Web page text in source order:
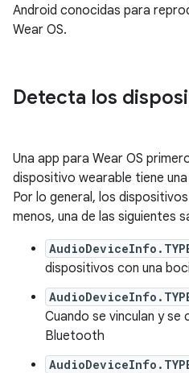
Android conocidas para
Wear OS.
Detecta los
Una app para Wear OS
dispositivo wearable tiene
Por lo general, los
menos, una de las siguientes
dispositivos con una
Cuando se vinculan y
Bluetooth